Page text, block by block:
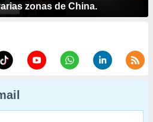
zonas de China.